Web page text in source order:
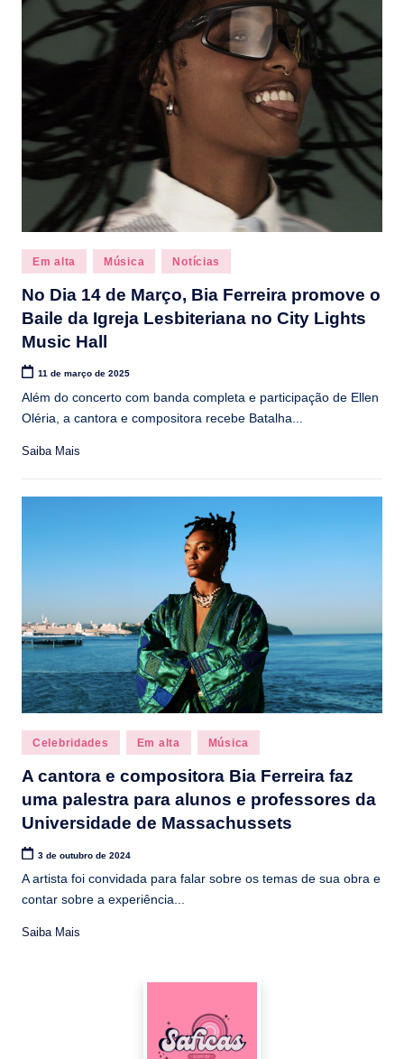
r
Posted
in
Em alta Música Notícias
No Dia 14 de Março, Bia Ferreira promove o
Baile da Igreja Lesbiteriana no City Lights
Music Hall
11 de março de 2025
Além do concerto com banda completa e participação de Ellen
Oléria, a cantora e compositora recebe Batalha...
Saiba Mais
Posted
in
Celebridades Em alta Música
A cantora e compositora Bia Ferreira faz
uma palestra para alunos e professores da
Universidade de Massachussets
3 de outubro de 2024
A artista foi convidada para falar sobre os temas de sua obra e
contar sobre a experiência...
Saiba Mais